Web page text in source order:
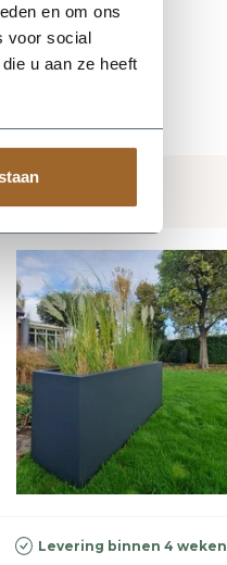
en om ons
voor social
u aan ze heeft
Levering binnen 4 weken